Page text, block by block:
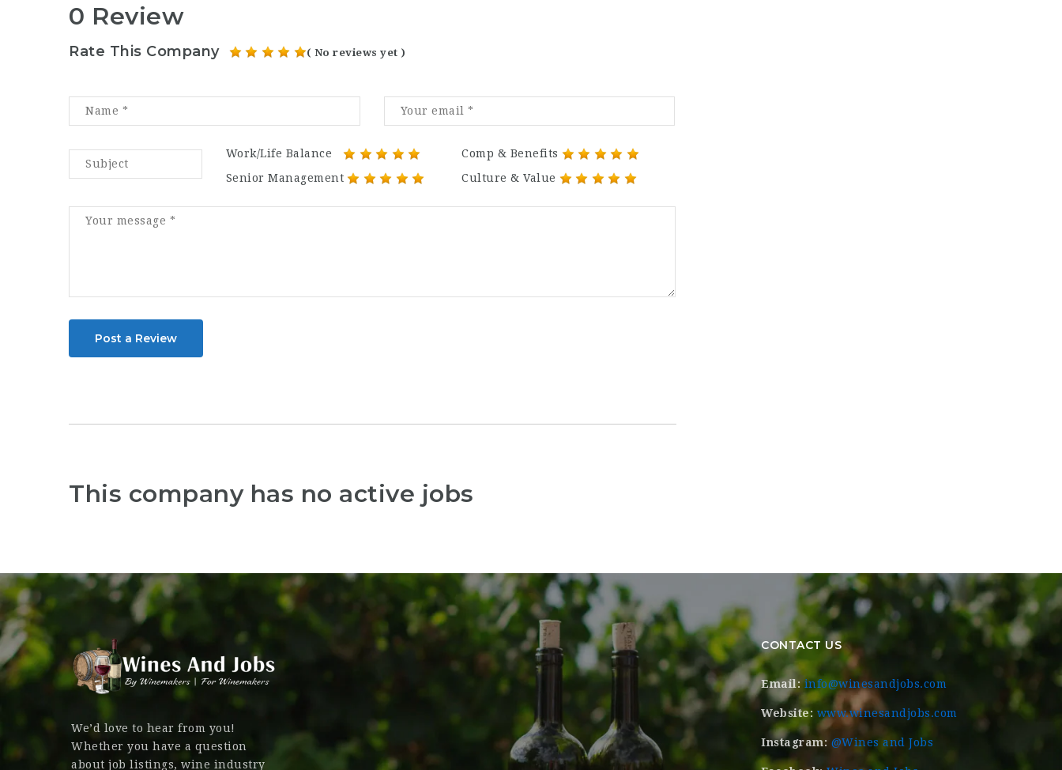
0 Review
Rate This Company ( No reviews yet )
Work/Life Balance
Comp & Benefits
Senior Management
Culture & Value
Post a Review
This company has no active jobs
We’d love to hear from you!
Whether you have a question
about job listings, wine industry
CONTACT US
Email: info@winesandjobs.com
Website: www.winesandjobs.com
Instagram: @Wines and Jobs